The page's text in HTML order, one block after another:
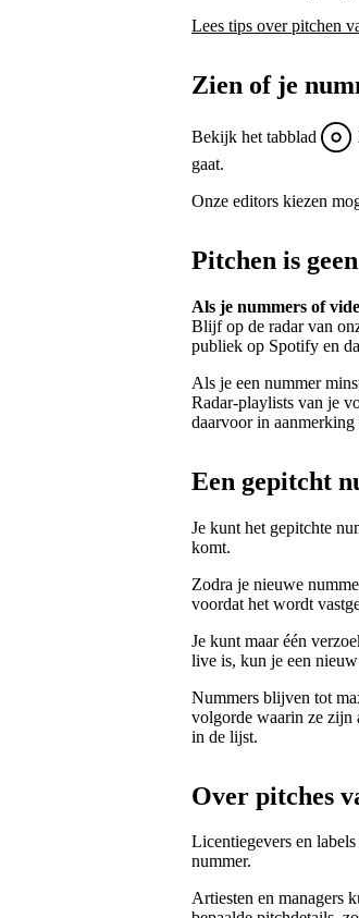
Lees tips over pitchen
Zien of je
Bekijk het tabblad
gaat.
Onze editors kiezen
Pitchen is
Als je nummers of
Blijf op de radar van
publiek op Spotify en
Als je een nummer
Radar-playlists van je
daarvoor in aanmerking
Een gepitcht
Je kunt het gepitchte
komt.
Zodra je nieuwe
voordat het wordt
Je kunt maar één
live is, kun je een
Nummers blijven tot
volgorde waarin ze zijn
in de lijst.
Over pitches
Licentiegevers en
nummer.
Artiesten en managers